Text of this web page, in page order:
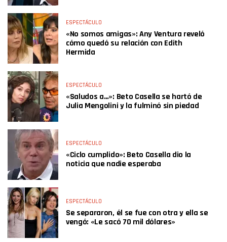
ESPECTÁCULO
«No somos amigas»: Any Ventura reveló
cómo quedó su relación con Edith
Hermida
ESPECTÁCULO
«Saludos a…»: Beto Casella se hartó de
Julia Mengolini y la fulminó sin piedad
ESPECTÁCULO
«Ciclo cumplido»: Beto Casella dio la
noticia que nadie esperaba
ESPECTÁCULO
Se separaron, él se fue con otra y ella se
vengó: «Le sacó 70 mil dólares»